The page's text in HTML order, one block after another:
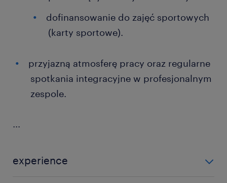
dofinansowanie do zajęć sportowych
(karty sportowe).
przyjazną atmosferę pracy oraz regularne
spotkania integracyjne w profesjonalnym
zespole.
...
experience